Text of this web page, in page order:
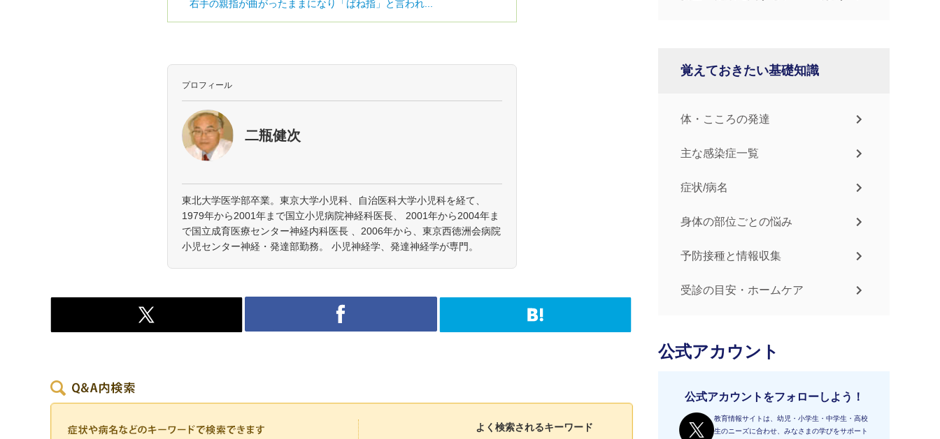
右手の親指が曲がったままになり「ばね指」と言われ...
プロフィール
二瓶健次
東北大学医学部卒業。東京大学小児科、自治医科大学小児科を経て、
1979年から2001年まで国立小児病院神経科医長、 2001年から2004年ま
で国立成育医療センター神経内科医長 、2006年から、東京西徳洲会病院
小児センター神経・発達部勤務。 小児神経学、発達神経学が専門。
よく検索されるキーワード
覚えておきたい基礎知識
体・こころの発達
主な感染症一覧
症状/病名
身体の部位ごとの悩み
予防接種と情報収集
受診の目安・ホームケア
公式アカウント
公式アカウントをフォローしよう！
教育情報サイトは、幼児・小学生・中学生・高校
生のニーズに合わせ、みなさまの学びをサポート